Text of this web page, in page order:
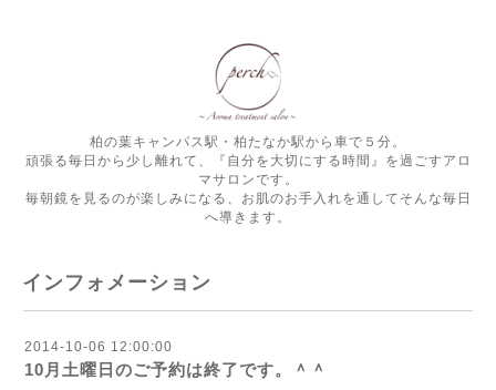
柏の葉キャンパス駅・柏たなか駅から車で５分。
頑張る毎日から少し離れて、『自分を大切にする時間』を過ごすアロ
マサロンです。
毎朝鏡を見るのが楽しみになる、お肌のお手入れを通してそんな毎日
へ導きます。
インフォメーション
2014-10-06 12:00:00
10月土曜日のご予約は終了です。＾＾